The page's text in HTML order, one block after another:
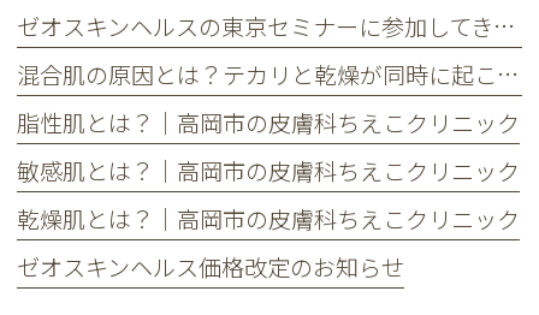
ゼオスキンヘルスの東京セミナーに参加してきました
混合肌の原因とは？テカリと乾燥が同時に起こる理由とケア方法
脂性肌とは？｜高岡市の皮膚科ちえこクリニック
敏感肌とは？｜高岡市の皮膚科ちえこクリニック
乾燥肌とは？｜高岡市の皮膚科ちえこクリニック
ゼオスキンヘルス価格改定のお知らせ